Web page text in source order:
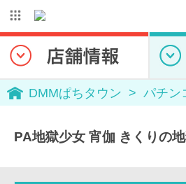
DMMぱちタウン パチン
PA地獄少女 宵伽 きくりの